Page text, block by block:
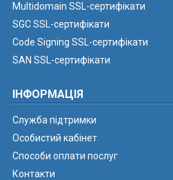
Multidomain SSL-сертифікати
SGC SSL-сертифікати
Code Signing SSL-сертифікати
SAN SSL-сертифікати
ІНФОРМАЦІЯ
Служба підтримки
Особистий кабінет
Способи оплати послуг
Контакти